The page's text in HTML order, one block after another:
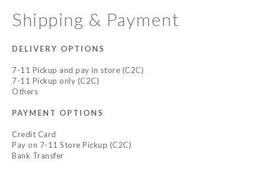
Shipping & Payment
DELIVERY OPTIONS
7-11 Pickup and pay in store (C2C)
7-11 Pickup only (C2C)
Others
PAYMENT OPTIONS
Credit Card
Pay on 7-11 Store Pickup (C2C)
Bank Transfer